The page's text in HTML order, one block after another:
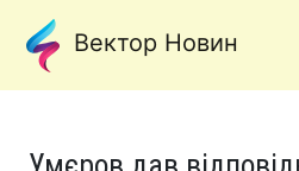
Вектор Новин